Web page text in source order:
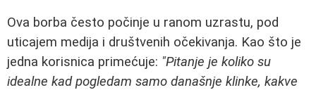
Ova borba često počinje u ranom uzrastu, pod
uticajem medija i društvenih očekivanja. Kao što je
jedna korisnica primećuje: "Pitanje je koliko su
idealne kad pogledam samo današnje klinke, kakve